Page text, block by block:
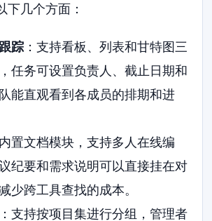
下几个方面：
踪：支持看板、列表和甘特图三
任务可设置负责人、截止日期和
能直观看到各成员的排期和进
置文档模块，支持多人在线编
纪要和需求说明可以直接挂在对
少跨工具查找的成本。
：支持按项目集进行分组，管理者